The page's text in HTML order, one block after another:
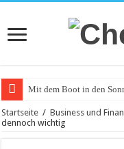
Mit dem Boot in den
Catering an Silvester
Startseite / Business und
dennoch wichtig